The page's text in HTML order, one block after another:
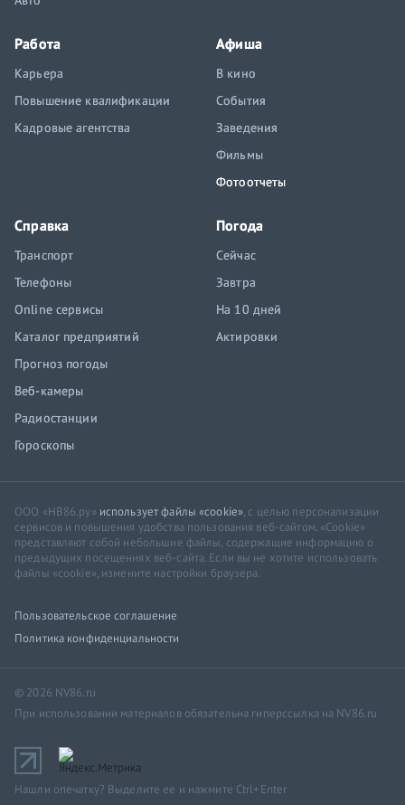
Работа
Карьера
Повышение квалификации
Кадровые агентства
Афиша
В кино
События
Заведения
Фильмы
Фотоотчеты
Справка
Транспорт
Телефоны
Online сервисы
Каталог предприятий
Прогноз погоды
Веб-камеры
Радиостанции
Гороскопы
Погода
Сейчас
Завтра
На 10 дней
Актировки
ООО «НВ86.ру» использует файлы «cookie», с целью персонализации
сервисов и повышения удобства пользования веб-сайтом. «Cookie»
представляют собой небольшие файлы, содержащие информацию о
предыдущих посещениях веб-сайта. Если вы не хотите использовать
файлы «cookie», измените настройки браузера.
Пользовательское соглашение
Политика конфиденциальности
© 2026 NV86.ru
При использовании материалов обязательна гиперссылка на NV86.ru
Нашли опечатку? Выделите ее и нажмите Ctrl+Enter